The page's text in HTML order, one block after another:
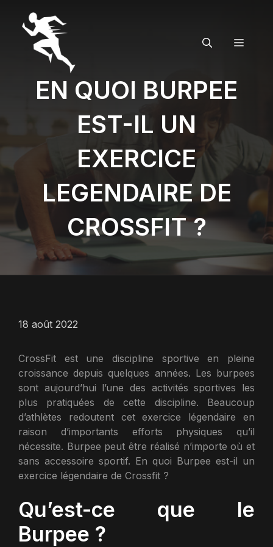
contenu
MENU
EN QUOI BURPEE
EST-IL UN
EXERCICE
LEGENDAIRE DE
CROSSFIT ?
18 août 2022
CrossFit est une discipline sportive en pleine
croissance depuis quelques années. Les burpees
sont aujourd’hui l’une des activités sportives les
plus pratiquées de cette discipline. Beaucoup
d’athlètes redoutent cet exercice légendaire en
raison d’importants efforts physiques qu’il
nécessite. Burpee peut être réalisé n’importe où et
sans accessoire sportif. En quoi Burpee est-il un
exercice légendaire de Crossfit ?
Qu’est-ce que le
Burpee ?